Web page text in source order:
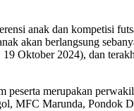
anak dan kompetisi
akan berlangsung
Oktober 2024), dan
merupakan
MFC Marunda,